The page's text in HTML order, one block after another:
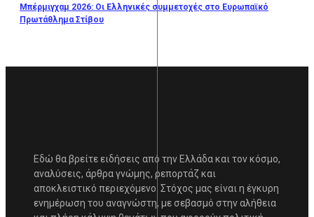
Μπέρμιγχαμ 2026: Οι Ελληνικές συμμετοχές στο Ευρωπαϊκό
Πρωτάθλημα Στίβου
Εδώ θα βρείτε ειδήσεις από την Ελλάδα και τον κόσμο,
αναλύσεις, άρθρα γνώμης, ρεπορτάζ και
αποκλειστικό περιεχόμενο. Στόχος μας είναι η έγκυρη
ενημέρωση του αναγνώστη, με σεβασμό στην αλήθεια